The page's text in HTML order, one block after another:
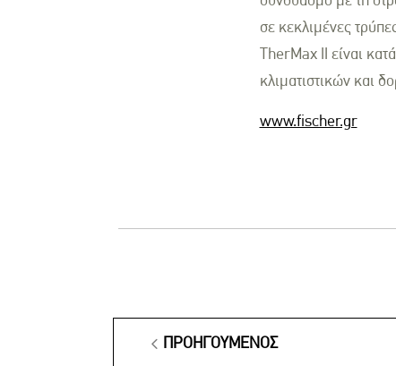
σε κεκλιμένες
TherMax II είναι
κλιματιστικών και
www.fischer.gr
ΠΡΟΗΓΟΎΜΕΝΟΣ